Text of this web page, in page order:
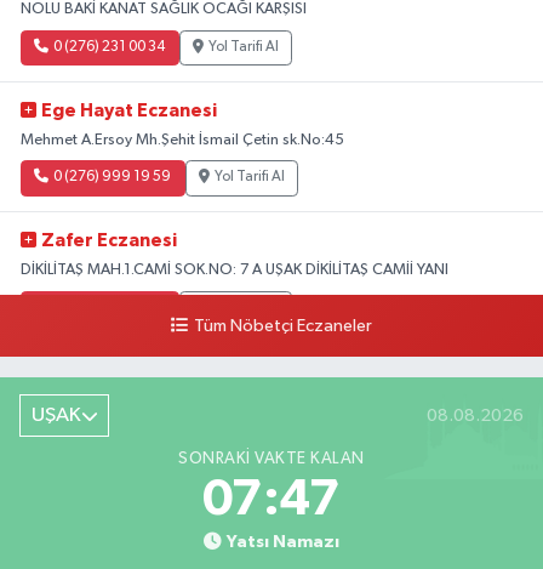
NOLU BAKİ KANAT SAĞLIK OCAĞI KARŞISI
0 (276) 231 00 34 Yol Tarifi Al
Ege Hayat Eczanesi
Mehmet A.Ersoy Mh.Şehit İsmail Çetin sk.No:45
0 (276) 999 19 59 Yol Tarifi Al
Zafer Eczanesi
DİKİLİTAŞ MAH.1.CAMİ SOK.NO: 7 A UŞAK DİKİLİTAŞ CAMİİ YANI
Tüm Nöbetçi Eczaneler
UŞAK 08.08.2026
SONRAKI VAKTE KALAN
07:46
Yatsı Namazı